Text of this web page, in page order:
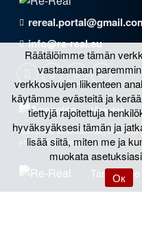
info@re-real.eu
Virastot
Kutsumme
yhteistyötä kanssamme
Tarjoamme
Re-Real kansainvälisen
Räätälöimme tämän
vastaamaan
verkkosivujen liikenteen
käytämme evästeitä ja
tiettyjä rajoitettuja
hyväksyäksesi tämän ja
lisää siitä, miten me ja
muokata
Ок